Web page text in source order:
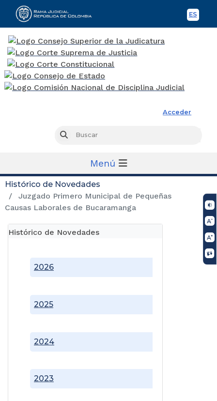
ES
Acceder
Buscar
Menú
Histórico de Novedades
Juzgado Primero Municipal de Pequeñas
Causas Laborales de Bucaramanga
Histórico de Novedades
2023
2024
2025
2026